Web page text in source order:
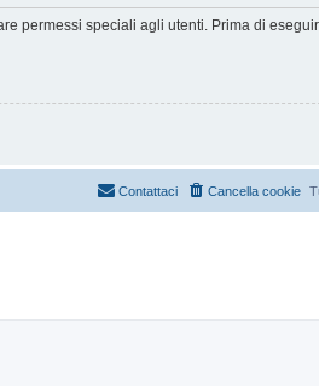
permessi speciali agli utenti. Prima di
Cancella cookie
Contattaci